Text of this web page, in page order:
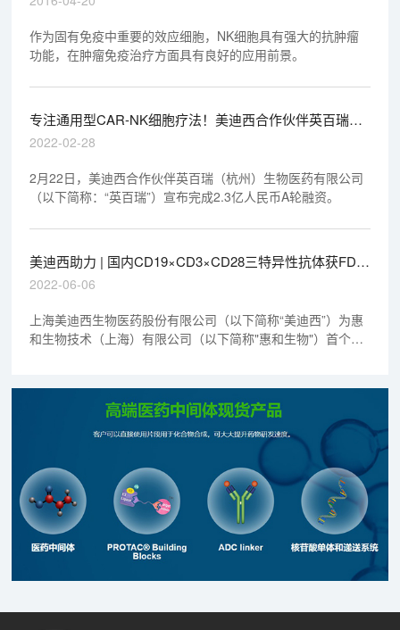
作为固有免疫中重要的效应细胞，NK细胞具有强大的抗肿瘤
功能，在肿瘤免疫治疗方面具有良好的应用前景。
专注通用型CAR-NK细胞疗法！美迪西合作伙伴英百瑞完
成2.3亿A轮融资
2022-02-28
2月22日，美迪西合作伙伴英百瑞（杭州）生物医药有限公司
（以下简称：“英百瑞”）宣布完成2.3亿人民币A轮融资。
美迪西助力 | 国内CD19×CD3×CD28三特异性抗体获FDA
默示许可
2022-06-06
上海美迪西生物医药股份有限公司（以下简称“美迪西”）为惠
和生物技术（上海）有限公司（以下简称"惠和生物"）首个靶